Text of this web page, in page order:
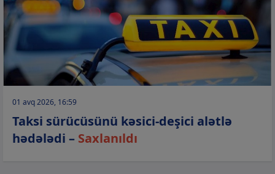
01 avq 2026, 16:59
Taksi sürücüsünü kəsici-deşici alətlə
hədələdi – Saxlanıldı